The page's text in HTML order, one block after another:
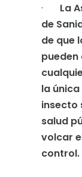
· La
de
de que
la
insecto
salud
volcar
control.